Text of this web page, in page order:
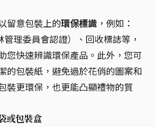
留意包裝上的環保標識 ，例如：
管理委員會認證）、回收標誌等，
您快速辨識環保產品。此外，您可
的包裝紙，避免過於花俏的圖案和
裝更環保，也更能凸顯禮物的質
或包裝盒